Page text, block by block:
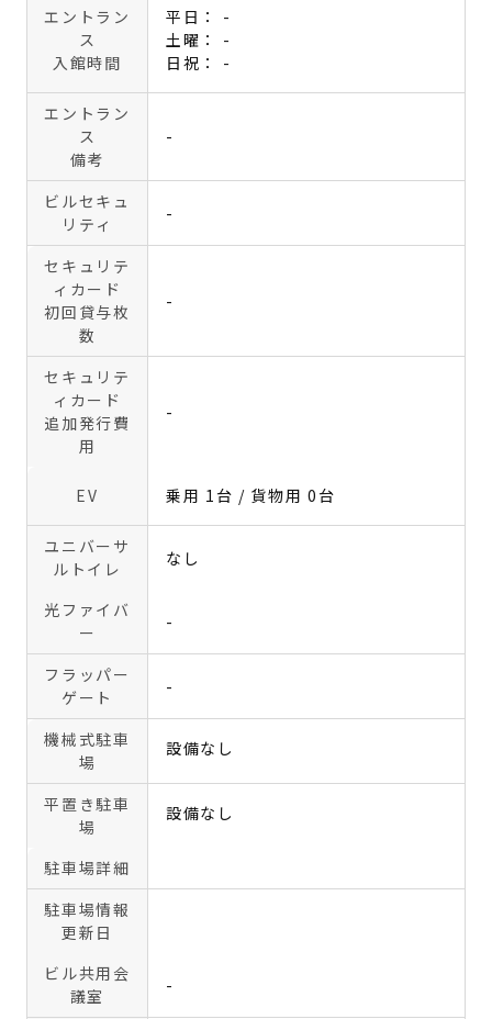
エントラン
ス
入館時間
平日： -
土曜： -
日祝： -
エントラン
ス
備考
-
ビルセキュ
リティ
-
セキュリテ
ィカード
初回貸与枚
数
-
セキュリテ
ィカード
追加発行費
用
-
EV 乗用 1台 / 貨物用 0台
ユニバーサ
ルトイレ
なし
光ファイバ
ー
-
フラッパー
ゲート
-
機械式駐車
場
設備なし
平置き駐車
場
設備なし
駐車場詳細
駐車場情報
更新日
ビル共用会
議室
-